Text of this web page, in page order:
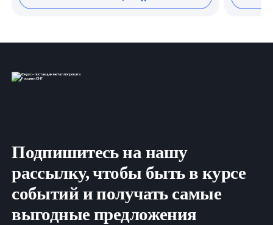
Подпишитесь на нашу
рассылку, чтобы быть в курсе
событий и получать самые
выгодные предложения